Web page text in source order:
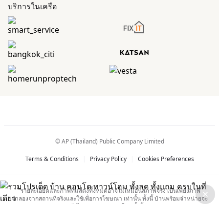
บริการในเครือ
© AP (Thailand) Public Company Limited
Terms & Conditions Privacy Policy Cookies Preferences
“รายละเอียดและภาพที่แสดงทั้งหมดอาจไม่เหมือนสภาพจริง เป็นเพียงภาพ
จำลองจากสถานที่จริงและใช้เพื่อการโฆษณา เท่านั้น ทั้งนี้ บ้านพร้อมจำหน่ายจะ